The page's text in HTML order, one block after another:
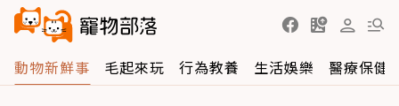
動物新鮮事 毛起來玩 行為教養 生活娛樂 醫療保健